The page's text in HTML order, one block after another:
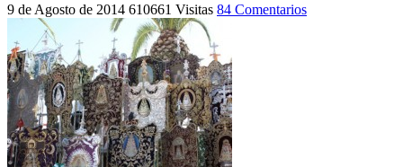
9 de Agosto de 2014 610661 Visitas 84 Comentarios